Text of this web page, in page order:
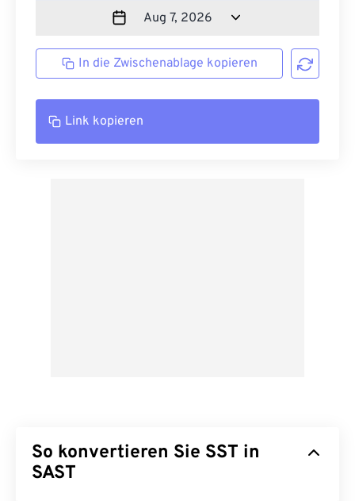
In die Zwischenablage kopieren
Link kopieren
So konvertieren Sie SST in
SAST